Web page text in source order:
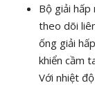
Bộ giải
theo dõi
ống giải
khiển cầm
Với nhiệt